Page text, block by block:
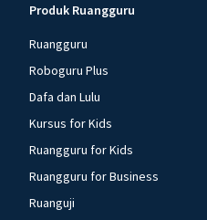
Produk Ruangguru
Ruangguru
Roboguru Plus
Dafa dan Lulu
Kursus for Kids
Ruangguru for Kids
Ruangguru for Business
Ruanguji